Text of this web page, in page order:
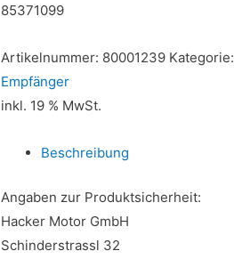
85371099
Artikelnummer: 80001239 Kategorie:
Empfänger
inkl. 19 % MwSt.
Beschreibung
Angaben zur Produktsicherheit:
Hacker Motor GmbH
Schinderstrassl 32